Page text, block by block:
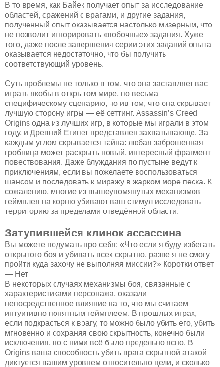
В то время, как Байек получает опыт за исследование
областей, сражений с врагами, и другие задания,
полученный опыт оказывается настолько мизерным, что
не позволит игнорировать «побочные» задания. Хуже
того, даже после завершения серии этих заданий опыта
оказывается недостаточно, что бы получить
соответствующий уровень.
Суть проблемы не только в том, что она заставляет вас
играть якобы в открытом мире, по весьма
специфическому сценарию, но ив том, что она скрывает
лучшую сторону игры — её сеттинг. Assassin’s Creed
Origins одна из лучших игр, в которые мы играли в этом
году, и Древний Египет представлен захватывающе. За
каждым углом скрывается тайна: любая заброшенная
гробница может раскрыть новый, интересный фрагмент
повествования. Даже блуждания по пустыне ведут к
приключениям, если вы пожелаете воспользоваться
шансом и последовать к миражу в жарком море песка. К
сожалению, многие из вышеупомянутых механизмов
геймплея на корню убивают ваш стимул исследовать
территорию за пределами отведённой области.
Затупившейся клинок ассассина
Вы можете подумать про себя: «Что если я буду избегать
открытого боя и убивать всех скрытно, разве я не смогу
пройти куда захочу не выполняя миссии?» Коротки ответ
— Нет.
В некоторых случаях механизмы боя, связанные с
характеристиками персонажа, оказали
непосредственное влияние на то, что мы считаем
интуитивно понятным геймплеем. В прошлых играх,
если подкрасться к врагу, то можно было убить его, убить
мгновенно и сохраняя свою скрытность, конечно были
исключения, но с ними всё было предельно ясно. В
Origins ваша способность убить врага скрытной атакой
диктуется вашим уровнем относительно цели, и сколько